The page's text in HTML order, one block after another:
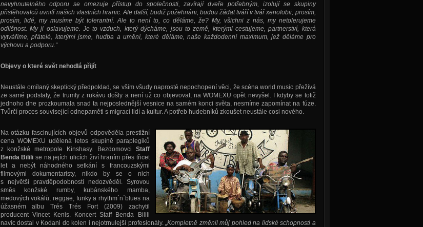
nevyhnutelného odporu se omezuje přístup do společnosti, zavírají dveře potřebným, izolují se skupiny
přistěhovalců uvnitř našich vlastních hranic. Ale další, budiž požehnáni, budou žádat tváří v tvář xenofobii, prosím,
prosím, lidé, my musíme být tolerantní. Ale to není to, co děláme, že? My, všichni z nás, my netolerujeme
odlišnost. My ji oslavujeme. Je to vzduch, který dýcháme, jsou to země, kterými cestujeme, partnerství, která
vytváříme, přátelé, kterými jsme, hudba a umění, které děláme, naše každodenní maximum, jež děláme pro
výchovu a podporu.“
Objevy o které svět nehodlá přijít
Neustále omílaný skeptický předpoklad, se vším všudy naprosté nepochopení věci, že scéna world music přežívá
ze samé podstaty, že trumfy z rukávu došly a není už co objevovat, na WOMEXU opět nevyšel. I kdyby se totiž
jednoho dne prozkoumala snad ta nejposlednější vesnice na samém konci světa, nesmíme zapomínat na fúze.
Tvůrčí proces související odnepaměti s migrací lidí a kultur. A potřeb hudebníků zkoušet neustále cosi nového.
Na otázku fascinujících objevů odpověděla prestižní
cena WOMEXU udělená letos skupině paraplegiků
z konžské metropole Kinshasy. Bezdomovci Staff
Benda Bilili se na jejích ulicích živí hraním přes třicet
let a nebýt náhodného setkání s francouzskými
filmovými dokumentaristy, nikdo by se o nich
s největší pravděpodobností nedozvěděl. Syrovou
směs konžské rumby, kubánského mamba,
medových vokálů, reggae, funky a rhythm´n´blues na
úžasném albu Trés Trés Fort (2009) zachytil
producent Vincet Kenis. Koncert Staff Benda Bilili
navíc dostal v Kodani do kolen i nejotrnulejší profesionály. „Kompletně změnil můj pohled na lidské schopnosti a